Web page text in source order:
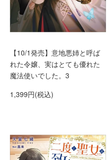
【10/1発売】意地悪姉と呼ば
れた令嬢、実はとても優れた
魔法使いでした。3
1,399円(税込)